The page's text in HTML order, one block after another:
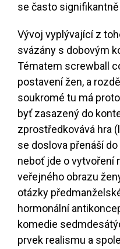
se často
Vývoj vyplývající z
svázány s dobovým
Tématem screwball
postavení žen, a
soukromé tu má
byť zasazený do
zprostředkovává hra
se doslova přenáší
neboť jde o vytvoření
veřejného obrazu
otázky
hormonální
komedie
prvek realismu a